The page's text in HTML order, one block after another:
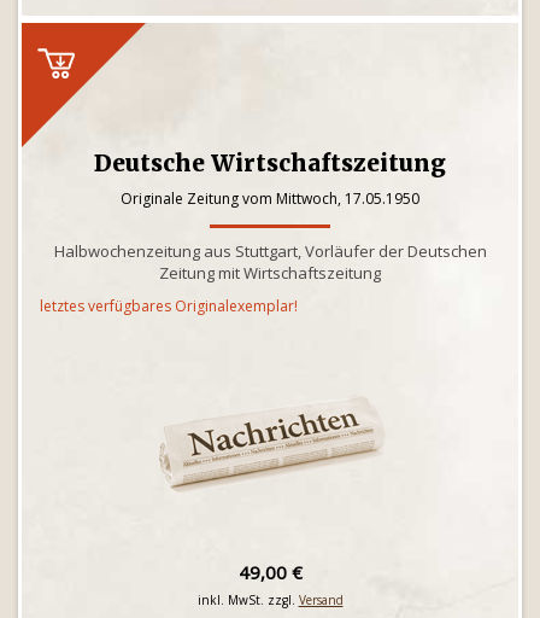
Deutsche Wirtschaftszeitung
Originale Zeitung vom Mittwoch, 17.05.1950
Halbwochenzeitung aus Stuttgart, Vorläufer der Deutschen
Zeitung mit Wirtschaftszeitung
letztes verfügbares Originalexemplar!
49,00 €
inkl. MwSt. zzgl. Versand